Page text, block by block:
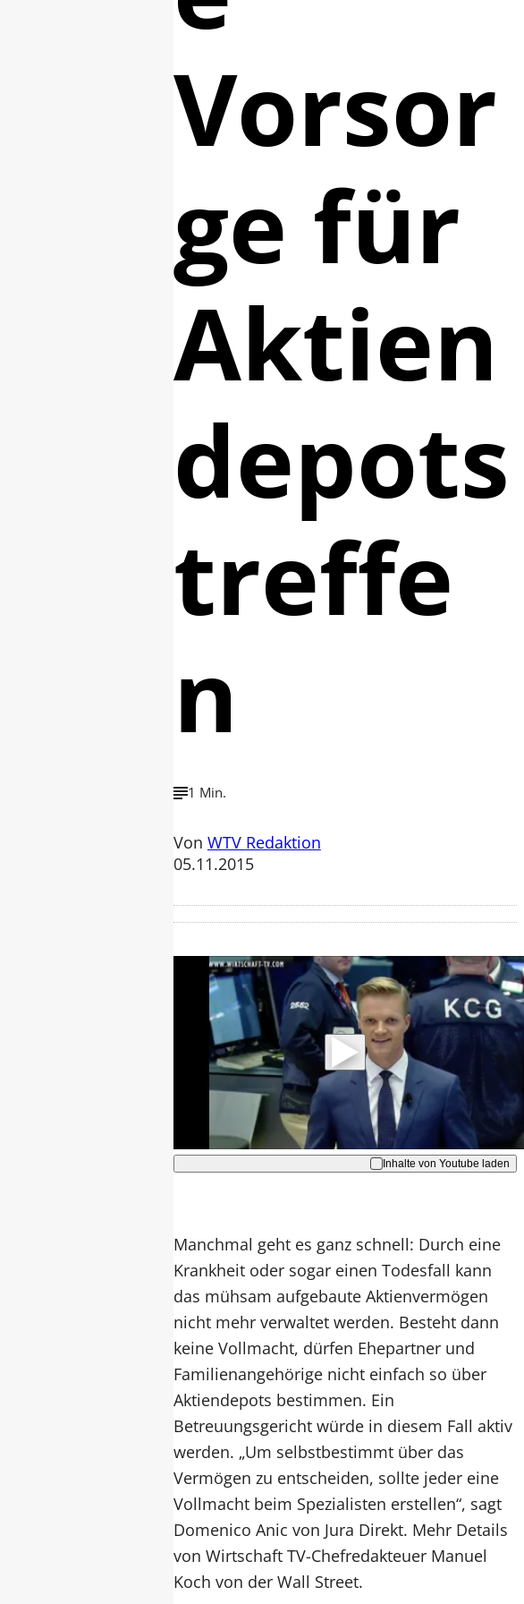
Vorsor
ge für
Aktien
depots
treffe
n
1 Min.
Von WTV Redaktion
05.11.2015
Mit der Wiedergabe dieses Videos
werden Daten an Youtube übertragen.
Hinweise dazu erhalten Sie in der
Datenschutzerklärung
Akzeptieren
Inhalte von Youtube laden
Manchmal geht es ganz schnell: Durch eine
Krankheit oder sogar einen Todesfall kann
das mühsam aufgebaute Aktienvermögen
nicht mehr verwaltet werden. Besteht dann
keine Vollmacht, dürfen Ehepartner und
Familienangehörige nicht einfach so über
Aktiendepots bestimmen. Ein
Betreuungsgericht würde in diesem Fall aktiv
werden. „Um selbstbestimmt über das
Vermögen zu entscheiden, sollte jeder eine
Vollmacht beim Spezialisten erstellen“, sagt
Domenico Anic von Jura Direkt. Mehr Details
von Wirtschaft TV-Chefredakteuer Manuel
Koch von der Wall Street.